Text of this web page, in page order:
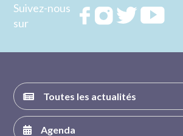
Suivez-nous
sur
RejoignezRejoignezRejoignez
Toutes les actualités
Agenda